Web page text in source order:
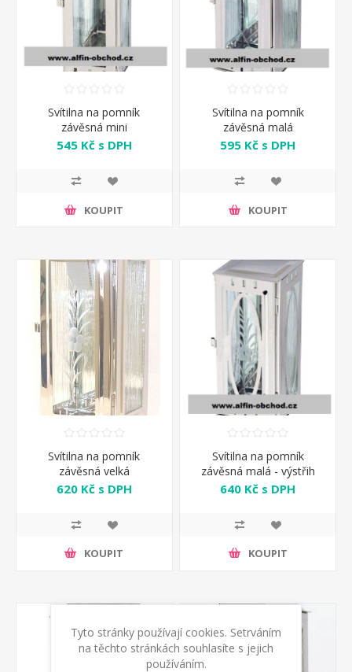
Svítilna na pomník
závěsná mini
545 Kč s DPH
KOUPIT
Svítilna na pomník
závěsná malá
595 Kč s DPH
KOUPIT
Svítilna na pomník
závěsná velká
620 Kč s DPH
KOUPIT
Svítilna na pomník
závěsná malá - výstřih
ovál
640 Kč s DPH
KOUPIT
Tyto stránky používají cookies. Setrváním
na těchto stránkách souhlasíte s jejich
používáním.